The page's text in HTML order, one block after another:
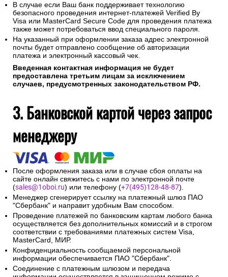
В случае если Ваш банк поддерживает технологию
безопасного проведения интернет-платежей Verified By
Visa или MasterCard Secure Code для проведения платежа
также может потребоваться ввод специального пароля.
На указанный при оформлении заказа адрес электронной
почты будет отправлено сообщение об авторизации
платежа и электронный кассовый чек.
Введенная контактная информация не будет
предоставлена третьим лицам за исключением
случаев, предусмотренных законодательством РФ.
3. Банковской картой через запрос
менеджеру
После оформления заказа или в случае сбоя оплаты на
сайте онлайн свяжитесь с нами по электронной почте
(sales@1oboi.ru) или телефону (+7(495)128-48-87).
Менеджер сгенерирует ссылку на платежный шлюз ПАО
"Сбербанк" и направит удобным Вам способом.
Проведение платежей по банковским картам любого банка
осуществляется без дополнительных комиссий и в строгом
соответствии с требованиями платежных систем Visa,
MasterCard, МИР.
Конфиденциальность сообщаемой персональной
информации обеспечивается ПАО "Сбербанк".
Соединение с платежным шлюзом и передача